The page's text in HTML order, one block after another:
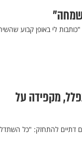
לי באופן קבוע
מקפידה על
דתיים להתחזק: "כל